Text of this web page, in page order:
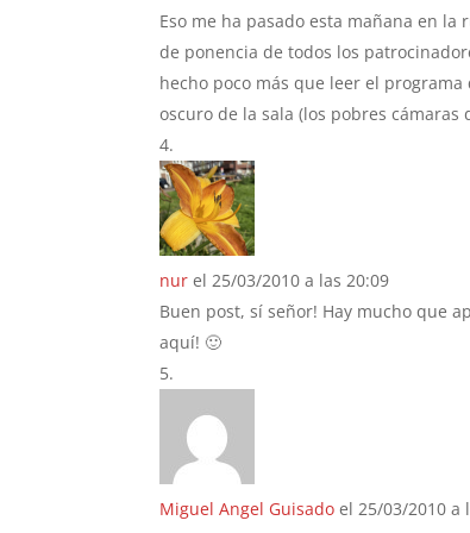
Eso me ha pasado esta mañana en
de ponencia de todos los
hecho poco más que leer el
oscuro de la sala (los pobres
nur el 25/03/2010 a las 20:09
Buen post, sí señor! Hay mucho que
aquí! 🙂
Miguel Angel Guisado el 25/03/2010 a